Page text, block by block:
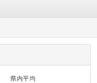
県内平均